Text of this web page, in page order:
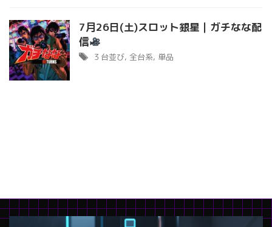
7月26日(土)スロット銀星｜ガチなな配
信
３台並び, 全台系, 単品